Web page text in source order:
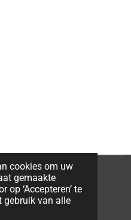
cookies om uw
gemaakte
op ‘Accepteren’ te
gebruik van alle